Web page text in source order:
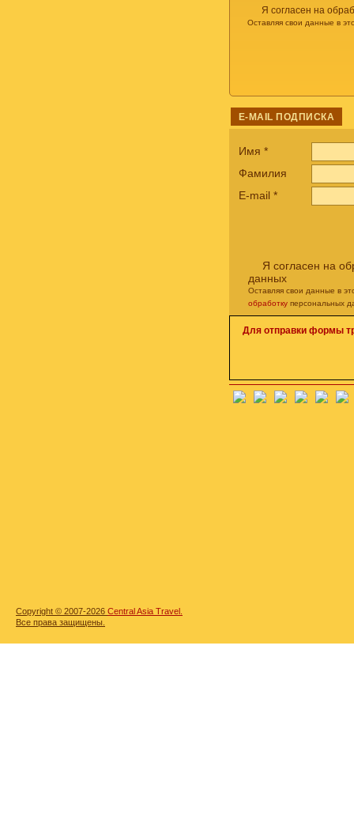
Я согласен на
Оставляя свои данные в
E-MAIL ПОДПИСКА
Имя *
Фамилия
E-mail *
Я согласен на
данных
Оставляя свои данные в
обработку персональных
Для отправки формы
Copyright © 2007-2026 Central Asia Travel.
Все права защищены.